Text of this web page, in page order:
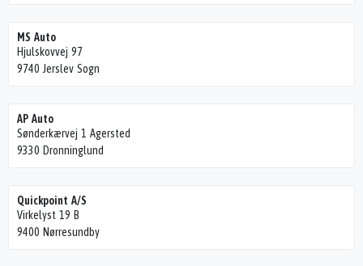
MS Auto
Hjulskovvej 97
9740 Jerslev Sogn
AP Auto
Sønderkærvej 1 Agersted
9330 Dronninglund
Quickpoint A/S
Virkelyst 19 B
9400 Nørresundby